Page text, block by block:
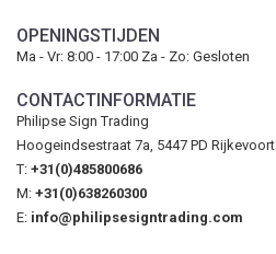
OPENINGSTIJDEN
Ma - Vr: 8:00 - 17:00 Za - Zo: Gesloten
CONTACTINFORMATIE
Philipse Sign Trading
Hoogeindsestraat 7a, 5447 PD Rijkevoort
T: +31(0)485800686
M: +31(0)638260300
E: info@philipsesigntrading.com